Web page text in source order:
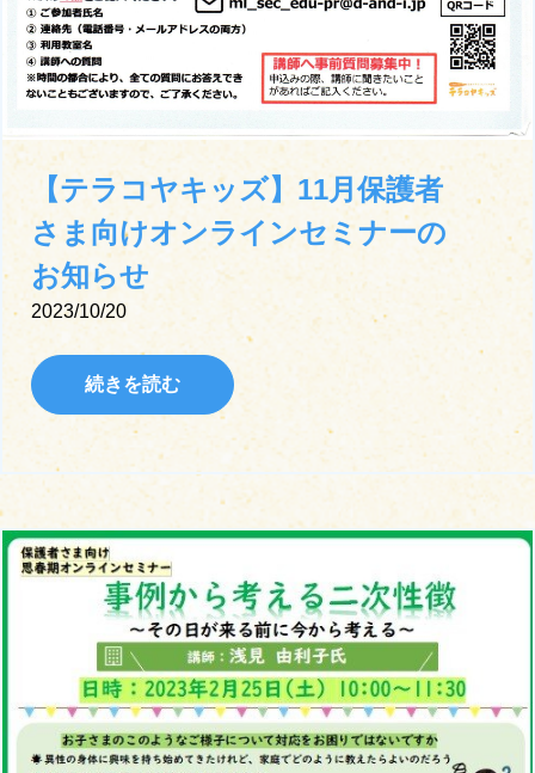
【テラコヤキッズ】11月保護者
さま向けオンラインセミナーの
お知らせ
2023/10/20
続きを読む